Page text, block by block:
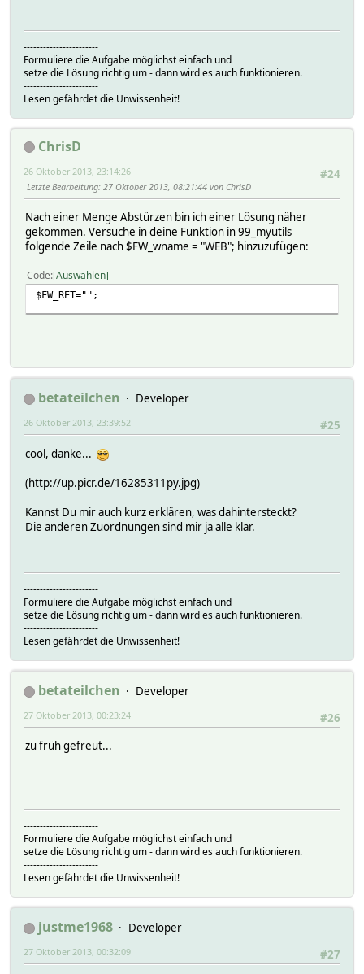
-----------------------
Formuliere die Aufgabe möglichst einfach und
setze die Lösung richtig um - dann wird es auch funktionieren.
-----------------------
Lesen gefährdet die Unwissenheit!
ChrisD
#24
26 Oktober 2013, 23:14:26
Letzte Bearbeitung: 27 Oktober 2013, 08:21:44 von ChrisD
Nach einer Menge Abstürzen bin ich einer Lösung näher
gekommen. Versuche in deine Funktion in 99_myutils
folgende Zeile nach $FW_wname = "WEB"; hinzuzufügen:
Code Auswählen
$FW_RET="";
betateilchen
Developer
#25
26 Oktober 2013, 23:39:52
cool, danke...
(http://up.picr.de/16285311py.jpg)
Kannst Du mir auch kurz erklären, was dahintersteckt?
Die anderen Zuordnungen sind mir ja alle klar.
-----------------------
Formuliere die Aufgabe möglichst einfach und
setze die Lösung richtig um - dann wird es auch funktionieren.
-----------------------
Lesen gefährdet die Unwissenheit!
betateilchen
Developer
#26
27 Oktober 2013, 00:23:24
zu früh gefreut...
-----------------------
Formuliere die Aufgabe möglichst einfach und
setze die Lösung richtig um - dann wird es auch funktionieren.
-----------------------
Lesen gefährdet die Unwissenheit!
justme1968
Developer
#27
27 Oktober 2013, 00:32:09